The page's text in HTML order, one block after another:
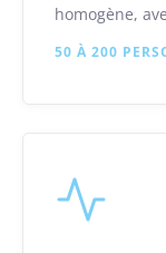
homogène,
50 À 200